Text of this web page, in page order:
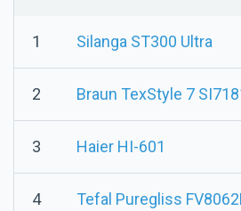
1 Silanga ST300 Ultra
2 Braun TexStyle 7
3 Haier HI-601
4 Tefal Puregliss